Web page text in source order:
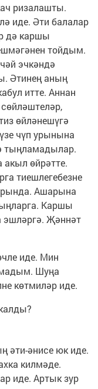
ризалашты.
иде. Әти балалар
дә каршы
тойдым.
эчкәндә
Әтинең аның
итте. Аннан
өйләнешүгә
чүп урынына
тыңламадылар.
акыл өйрәтте.
тиешлегебезне
Ашарына
Каршы
эшләргә. Җәннәт
иде. Мин
Шуңа
көтмиләр иде.
әти-әнисе юк иде.
килмәде.
иде. Артык зур